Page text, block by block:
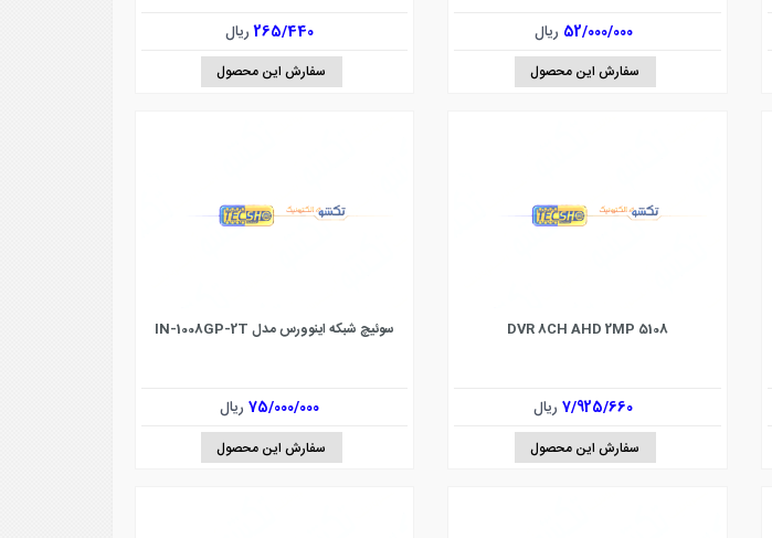
52/000/000 ریال
سفارش این محصول
265/440ریال
سفارش این محصول
DVR 8CH AHD 2MP 5108
7/925/660ریال
سفارش این محصول
سوئیچ شبکه اینوورس مدل IN-1008GP-2T
75/000/000ریال
سفارش این محصول